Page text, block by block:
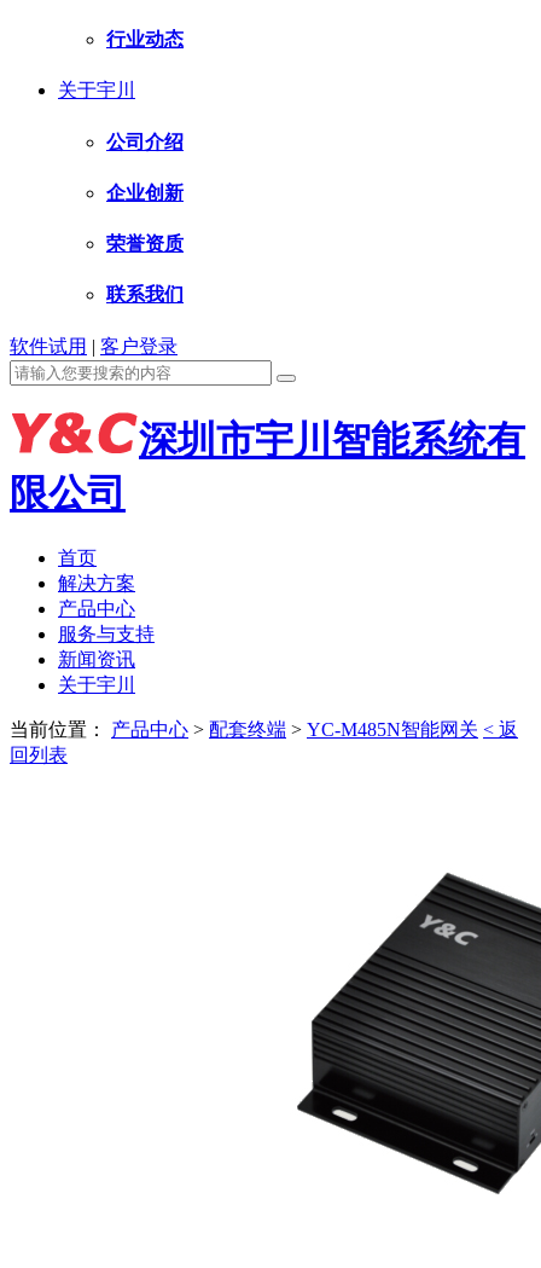
行业动态
关于宇川
公司介绍
企业创新
荣誉资质
联系我们
软件试用 | 客户登录
深圳市宇川智能系统有
限公司
首页
解决方案
产品中心
服务与支持
新闻资讯
关于宇川
当前位置： 产品中心 > 配套终端 > YC-M485N智能网关 < 返
回列表